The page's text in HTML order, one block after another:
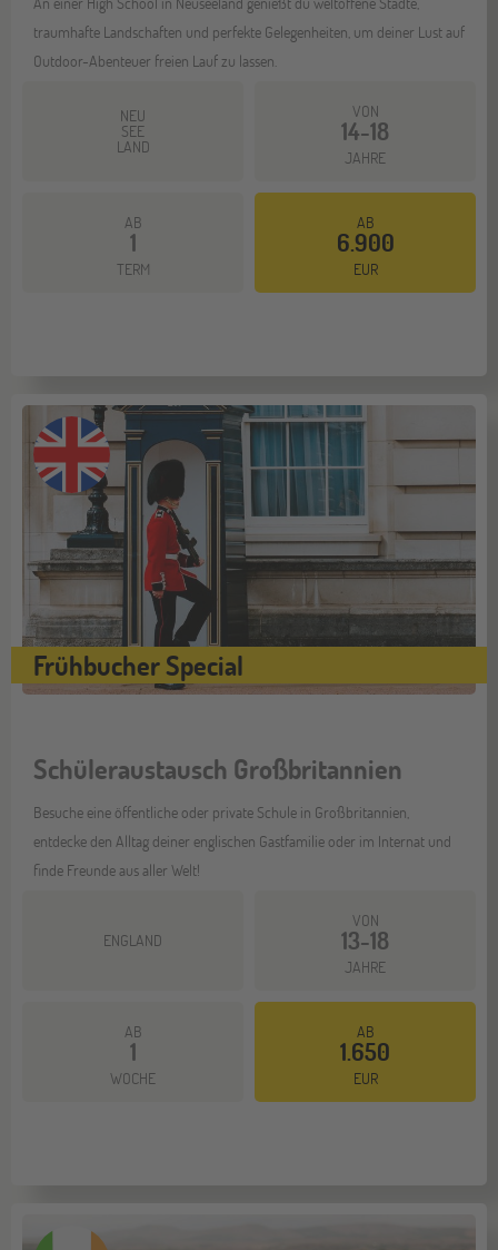
traumhafte Landschaften und perfekte Gelegenheiten, um deiner Lust auf
Outdoor-Abenteuer freien Lauf zu lassen.
NEU
SEE
LAND
VON
14-18
JAHRE
AB
1
TERM
AB
6.900
EUR
Frühbucher Special
Schüleraustausch Großbritannien
Besuche eine öffentliche oder private Schule in Großbritannien,
entdecke den Alltag deiner englischen Gastfamilie oder im Internat und
finde Freunde aus aller Welt!
ENGLAND
VON
13-18
JAHRE
AB
1
WOCHE
AB
1.650
EUR